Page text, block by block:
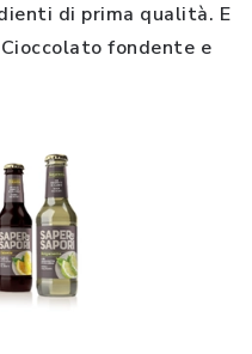
di prima qualità. E
fondente e